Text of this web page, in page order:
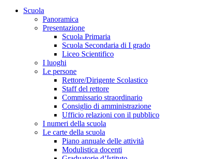
Scuola
Panoramica
Presentazione
Scuola Primaria
Scuola Secondaria di I grado
Liceo Scientifico
I luoghi
Le persone
Rettore/Dirigente Scolastico
Staff del rettore
Commissario straordinario
Consiglio di amministrazione
Ufficio relazioni con il pubblico
I numeri della scuola
Le carte della scuola
Piano annuale delle attività
Modulistica docenti